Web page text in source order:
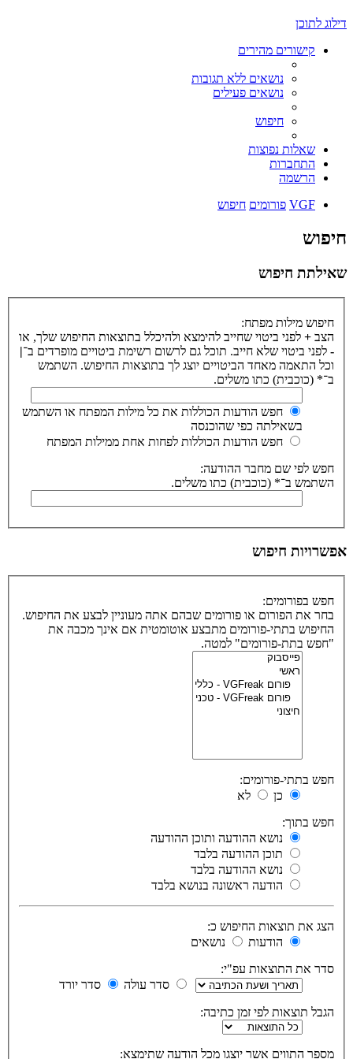
דילוג לתוכן
קישורים מהירים
נושאים ללא תגובות
נושאים פעילים
חיפוש
שאלות נפוצות
התחברות
הרשמה
VGF פורומים חיפוש
חיפוש
שאילתת חיפוש
חיפוש מילות מפתח:
הצב + לפני ביטוי שחייב להימצא ולהיכלל בתוצאות החיפוש שלך, או
- לפני ביטוי שלא חייב. תוכל גם לרשום רשימת ביטויים מופרדים ב־|
וכל התאמה מאחד הביטויים יוצג לך בתוצאות החיפוש. השתמש
ב־* (כוכבית) כתו משלים.
חפש הודעות הכוללות את כל מילות המפתח או השתמש
בשאילתה כפי שהוכנסה
חפש הודעות הכוללות לפחות אחת ממילות המפתח
חפש לפי שם מחבר ההודעה:
השתמש ב־* (כוכבית) כתו משלים.
אפשרויות חיפוש
חפש בפורומים:
בחר את הפורום או פורומים שבהם אתה מעוניין לבצע את החיפוש.
החיפוש בתתי-פורומים מתבצע אוטומטית אם אינך מכבה את
"חפש בתת-פורומים" למטה.
חפש בתתי-פורומים:
כן
לא
חפש בתוך:
נושא ההודעה ותוכן ההודעה
תוכן ההודעה בלבד
נושא ההודעה בלבד
הודעה ראשונה בנושא בלבד
הצג את תוצאות החיפוש כ:
הודעות
נושאים
סדר את התוצאות עפ"י:
סדר עולה
סדר יורד
הגבל תוצאות לפי זמן כתיבה:
מספר התווים אשר יוצגו מכל הודעה שתימצא: